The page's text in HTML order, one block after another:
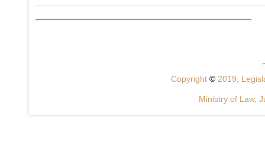
Copyright © 2019,
Ministry of Law,